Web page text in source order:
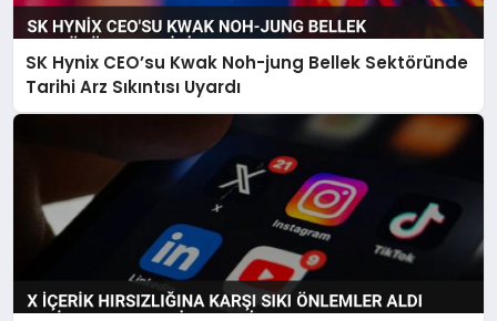
SK Hynix CEO’su Kwak Noh-jung Bellek Sektöründe
Tarihi Arz Sıkıntısı Uyardı